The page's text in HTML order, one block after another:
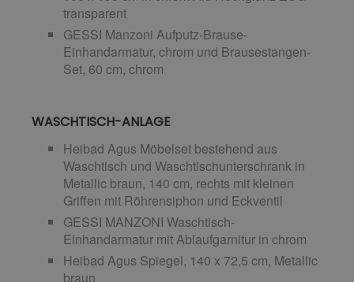
transparent
GESSI Manzoni Aufputz-Brause-
Einhandarmatur, chrom und Brausestangen-
Set, 60 cm, chrom
WASCHTISCH-ANLAGE
Heibad Agus Möbelset bestehend aus
Waschtisch und Waschtischunterschrank in
Metallic braun, 140 cm, rechts mit kleinen
Griffen mit Röhrensiphon und Eckventil
GESSI MANZONI Waschtisch-
Einhandarmatur mit Ablaufgarnitur in chrom
Heibad Agus Spiegel, 140 x 72,5 cm, Metallic
braun